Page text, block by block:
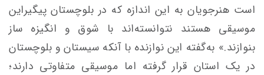
است هنرجویان به این اندازه که در بلوچستان پیگیراین
موسیقی هستند نتوانسته‌اند با شوق و انگیزه ساز
بنوازند.» به‌گفته این نوازنده با آنکه سیستان و بلوچستان
در یک استان قرار گرفته اما موسیقی متفاوتی دارند؛